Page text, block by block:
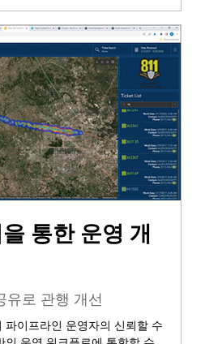
통한 운영 개
유로 관행 개선
이프라인 운영자의 신뢰할 수